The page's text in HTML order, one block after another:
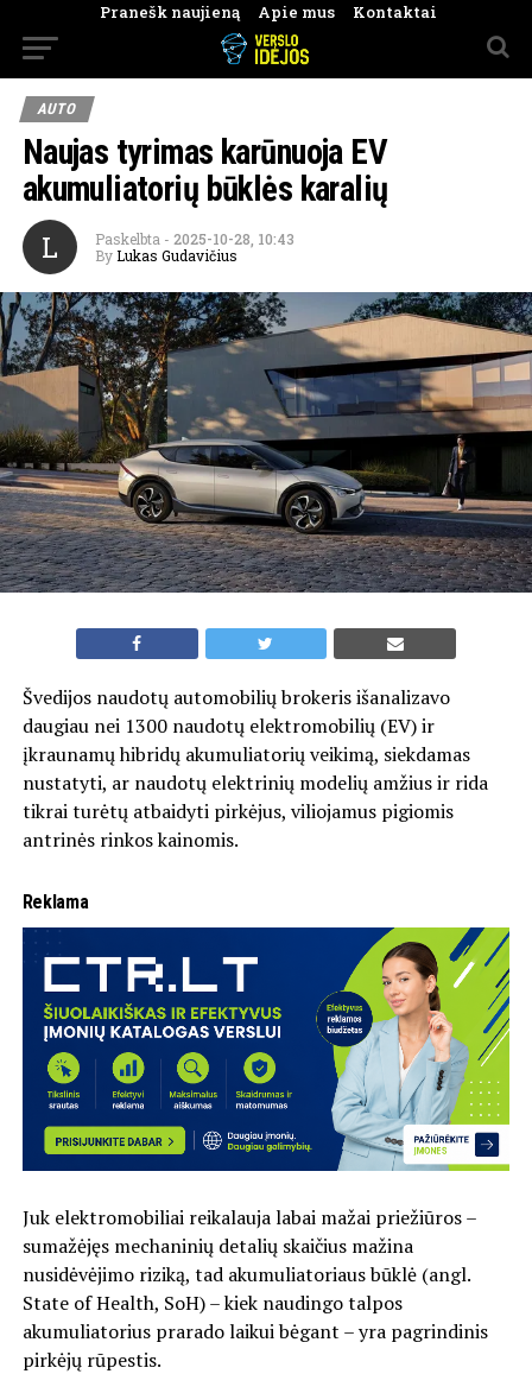
Pranešk naujieną Apie mus Kontaktai
AUTO
Naujas tyrimas karūnuoja EV
akumuliatorių būklės karalių
L Paskelbta - 2025-10-28, 10:43
By Lukas Gudavičius
Švedijos naudotų automobilių brokeris išanalizavo
daugiau nei 1300 naudotų elektromobilių (EV) ir
įkraunamų hibridų akumuliatorių veikimą, siekdamas
nustatyti, ar naudotų elektrinių modelių amžius ir rida
tikrai turėtų atbaidyti pirkėjus, viliojamus pigiomis
antrinės rinkos kainomis.
Reklama
Juk elektromobiliai reikalauja labai mažai priežiūros –
sumažėjęs mechaninių detalių skaičius mažina
nusidėvėjimo riziką, tad akumuliatoriaus būklė (angl.
State of Health, SoH) – kiek naudingo talpos
akumuliatorius prarado laikui bėgant – yra pagrindinis
pirkėjų rūpestis.